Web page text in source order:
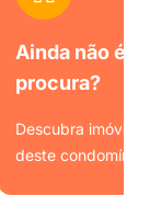
Ainda não é
procura?
Descubra imóveis
deste condomínio.